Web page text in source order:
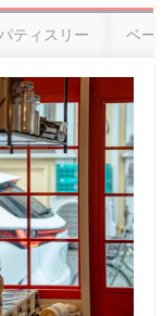
パティスリー ベー